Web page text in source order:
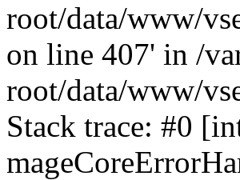
root/data/www/
on line 407' in /
root/data/www/
Stack trace: #0